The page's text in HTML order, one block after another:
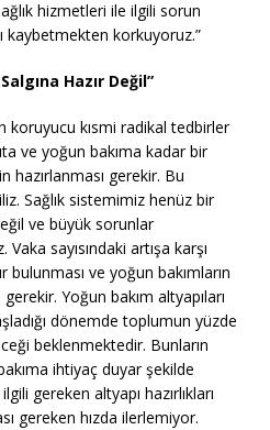
hizmetleri ile ilgili sorun
kaybetmekten korkuyoruz.”
Hazır Değil”
koruyucu kısmi radikal tedbirler
ve yoğun bakıma kadar bir
hazırlanması gerekir. Bu
Sağlık sistemimiz henüz bir
ve büyük sorunlar
sayısındaki artışa karşı
bulunması ve yoğun bakımların
Yoğun bakım altyapıları
dönemde toplumun yüzde
beklenmektedir. Bunların
ihtiyaç duyar şekilde
gereken altyapı hazırlıkları
gereken hızda ilerlemiyor.